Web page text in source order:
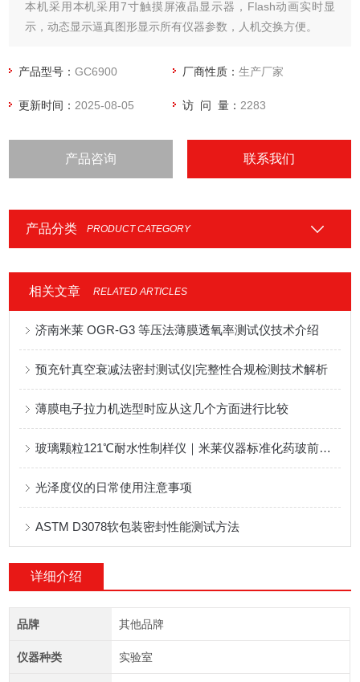
本机采用本机采用7寸触摸屏液晶显示器，Flash动画实时显
示，动态显示逼真图形显示所有仪器参数，人机交换方便。
产品型号：GC6900 厂商性质：生产厂家
更新时间： 2025-08-05 访 问 量： 2283
产品咨询 联系我们
产品分类 PRODUCT CATEGORY
相关文章 RELATED ARTICLES
济南米莱 OGR-G3 等压法薄膜透氧率测试仪技术介绍
预充针真空衰减法密封测试仪|完整性合规检测技术解析
薄膜电子拉力机选型时应从这几个方面进行比较
玻璃颗粒121℃耐水性制样仪｜米莱仪器标准化药玻前处理设备技术解析
光泽度仪的日常使用注意事项
ASTM D3078软包装密封性能测试方法
详细介绍
品牌 其他品牌
仪器种类 实验室